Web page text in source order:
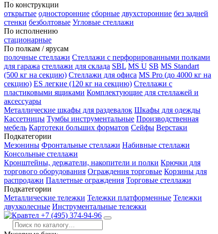
По конструкции
открытые односторонние сборные двухсторонние без задней
стенки безболтовые Угловые стеллажи
По исполнению
стационарные
По полкам / ярусам
полочные стеллажи Стеллажи с перфорированными полками
для гаража стеллажи для склада SBL MS U SB MS Standart
(500 кг на секцию) Стеллажи для офиса MS Pro (до 4000 кг на
секцию) ES легкие (120 кг на секцию) Стеллажи с
пластиковыми ящиками Комплектующие для стеллажей и
аксессуары
Металлические шкафы для раздевалок Шкафы для одежды
Кассетницы Тумбы инструментальные Производственная
мебель Картотеки больших форматов Сейфы Верстаки
Подкатегории
Мезонины Фронтальные стеллажи Набивные стеллажи
Консольные стеллажи
Кронштейны, держатели, накопители и полки Крючки для
торгового оборудования Ограждения торговые Корзины для
распродажи Паллетные ограждения Торговые стеллажи
Подкатегории
Металлические тележки Тележки платформенные Тележки
двухколесные Инструментальные тележки
+7 (495) 374-94-96